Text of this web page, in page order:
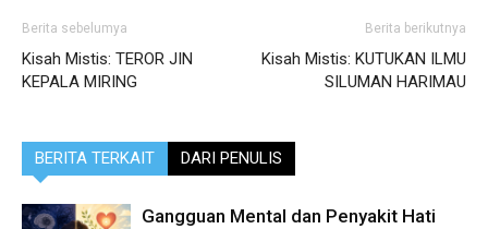
Berita sebelumya
Kisah Mistis: TEROR JIN
KEPALA MIRING
Berita berikutnya
Kisah Mistis: KUTUKAN ILMU
SILUMAN HARIMAU
BERITA TERKAIT DARI PENULIS
Gangguan Mental dan Penyakit Hati